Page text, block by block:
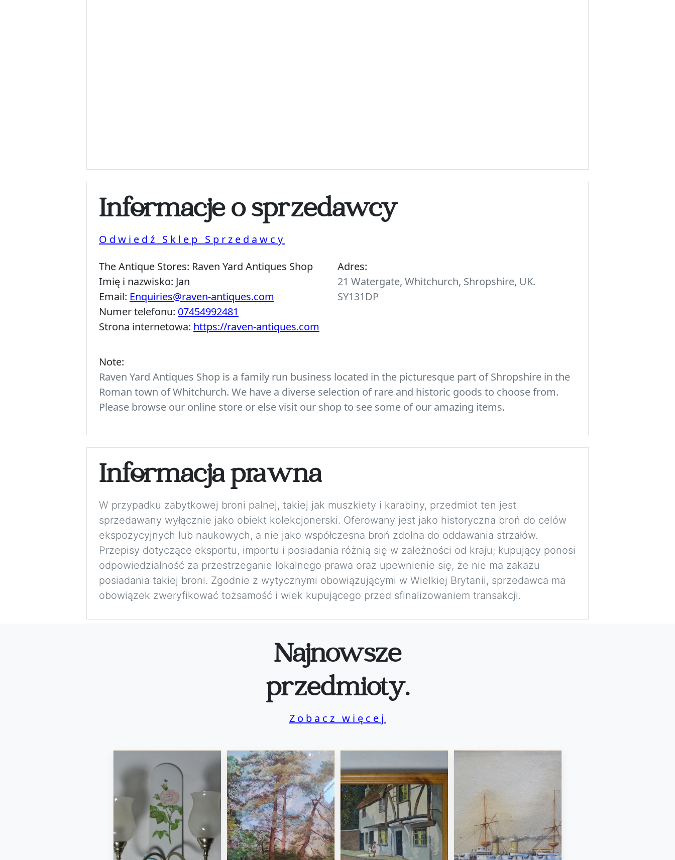
Informacje o sprzedawcy
Odwiedź Sklep Sprzedawcy
The Antique Stores: Raven Yard Antiques Shop
Imię i nazwisko: Jan
Email: Enquiries@raven-antiques.com
Numer telefonu: 07454992481
Strona internetowa: https://raven-antiques.com
Adres:
21 Watergate, Whitchurch, Shropshire, UK.
SY131DP
Note:
Raven Yard Antiques Shop is a family run business located in the picturesque part of Shropshire in the
Roman town of Whitchurch. We have a diverse selection of rare and historic goods to choose from.
Please browse our online store or else visit our shop to see some of our amazing items.
Informacja prawna
W przypadku zabytkowej broni palnej, takiej jak muszkiety i karabiny, przedmiot ten jest
sprzedawany wyłącznie jako obiekt kolekcjonerski. Oferowany jest jako historyczna broń do celów
ekspozycyjnych lub naukowych, a nie jako współczesna broń zdolna do oddawania strzałów.
Przepisy dotyczące eksportu, importu i posiadania różnią się w zależności od kraju; kupujący ponosi
odpowiedzialność za przestrzeganie lokalnego prawa oraz upewnienie się, że nie ma zakazu
posiadania takiej broni. Zgodnie z wytycznymi obowiązującymi w Wielkiej Brytanii, sprzedawca ma
obowiązek zweryfikować tożsamość i wiek kupującego przed sfinalizowaniem transakcji.
Najnowsze
przedmioty.
Zobacz więcej